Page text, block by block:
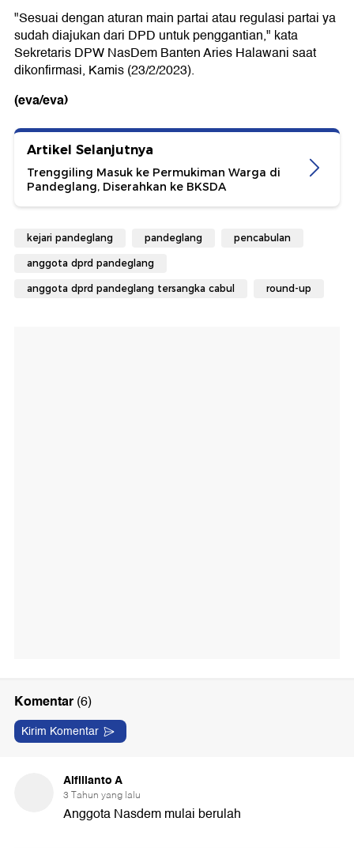
"Sesuai dengan aturan main partai atau regulasi partai ya
sudah diajukan dari DPD untuk penggantian," kata
Sekretaris DPW NasDem Banten Aries Halawani saat
dikonfirmasi, Kamis (23/2/2023).
(eva/eva)
Artikel Selanjutnya
Trenggiling Masuk ke Permukiman Warga di
Pandeglang, Diserahkan ke BKSDA
kejari pandeglang pandeglang pencabulan
anggota dprd pandeglang
anggota dprd pandeglang tersangka cabul round-up